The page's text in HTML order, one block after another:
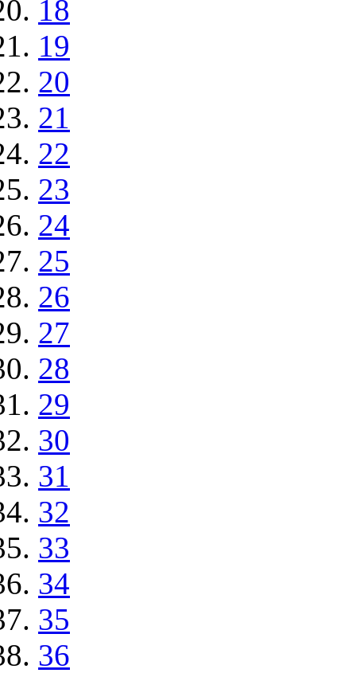
18
19
20
21
22
23
24
25
26
27
28
29
30
31
32
33
34
35
36